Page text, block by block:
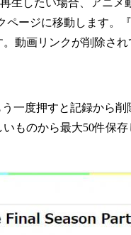
生したい場合、アニメ
ージに移動します。
動画リンクが削除さ
一度押すと記録から
ものから最大50件保存